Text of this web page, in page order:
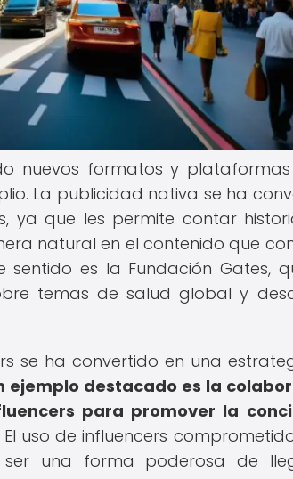
nuevos formatos y
La publicidad nativa se ha
ya que les permite contar
natural en el contenido que
es la Fundación Gates,
temas de salud global y
se ha convertido en una
ejemplo destacado es la
para promover la
El uso de influencers
ser una forma poderosa de